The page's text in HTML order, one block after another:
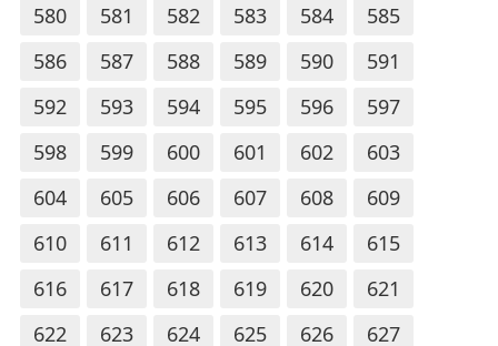
580
581 582 583 584
585
586
587 588 589 590
591
592
593 594 595 596
597
598
599 600 601 602
603
604
605 606 607 608
609
610
611 612 613 614
615
616
617 618 619 620
621
622
623 624 625 626
627